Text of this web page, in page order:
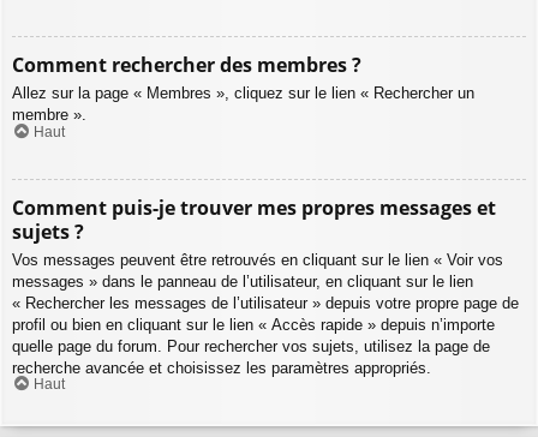
Comment rechercher des membres ?
Allez sur la page « Membres », cliquez sur le lien « Rechercher un
membre ».
Haut
Comment puis-je trouver mes propres messages et
sujets ?
Vos messages peuvent être retrouvés en cliquant sur le lien « Voir vos
messages » dans le panneau de l’utilisateur, en cliquant sur le lien
« Rechercher les messages de l’utilisateur » depuis votre propre page de
profil ou bien en cliquant sur le lien « Accès rapide » depuis n’importe
quelle page du forum. Pour rechercher vos sujets, utilisez la page de
recherche avancée et choisissez les paramètres appropriés.
Haut